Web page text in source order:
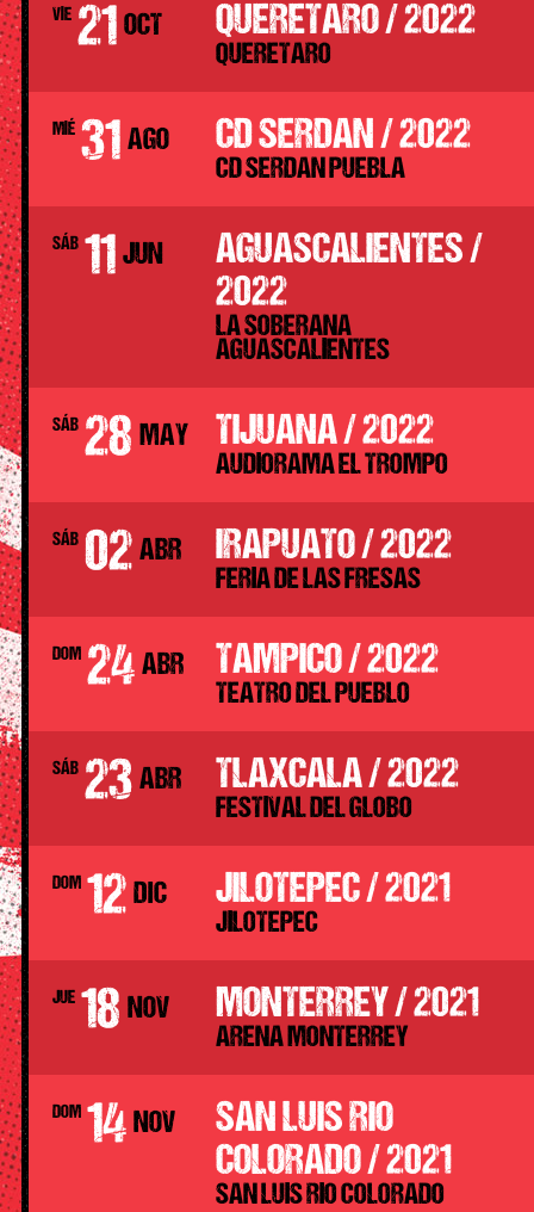
VIE 21 OCT QUERETARO / 2022
QUERETARO
MIÉ 31 AGO CD SERDAN / 2022
CD SERDAN PUEBLA
SÁB 11 JUN
AGUASCALIENTES /
2022
LA SOBERANA
AGUASCALIENTES
SÁB 28 MAY TIJUANA / 2022
AUDIORAMA EL TROMPO
SÁB 02 ABR IRAPUATO / 2022
FERIA DE LAS FRESAS
DOM 24 ABR TAMPICO / 2022
TEATRO DEL PUEBLO
SÁB 23 ABR TLAXCALA / 2022
FESTIVAL DEL GLOBO
DOM 12 DIC JILOTEPEC / 2021
JILOTEPEC
JUE 18 NOV MONTERREY / 2021
ARENA MONTERREY
DOM 14 NOV
SAN LUIS RIO
COLORADO / 2021
SAN LUIS RIO COLORADO